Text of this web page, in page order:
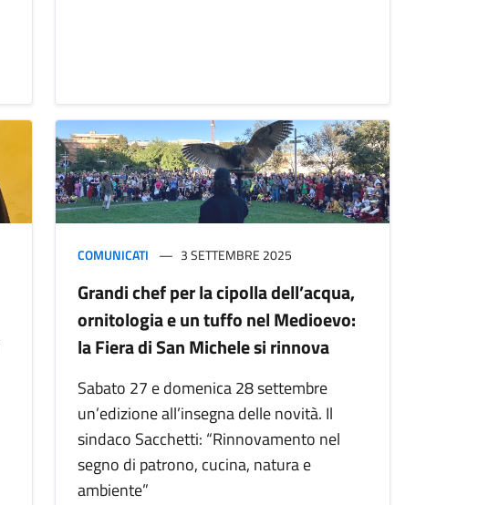
COMUNICATI 3 SETTEMBRE 2025
Grandi chef per la cipolla dell’acqua,
ornitologia e un tuffo nel Medioevo:
la Fiera di San Michele si rinnova
Sabato 27 e domenica 28 settembre
un’edizione all’insegna delle novità. Il
sindaco Sacchetti: “Rinnovamento nel
segno di patrono, cucina, natura e
ambiente”